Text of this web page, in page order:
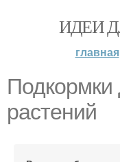
ИДЕИ
главная
Подкормки
растений